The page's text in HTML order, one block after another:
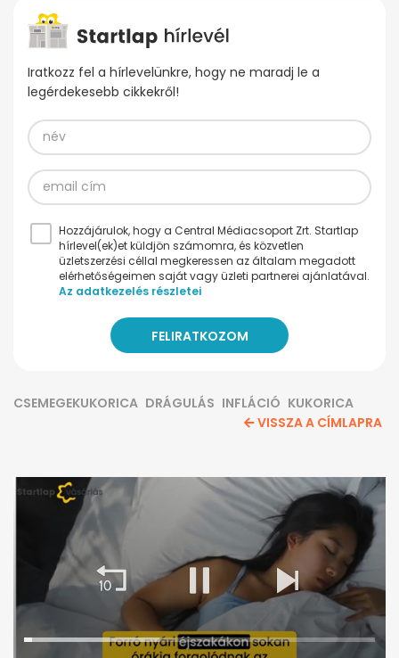
Iratkozz fel a hírlevelünkre, hogy ne maradj le a
legérdekesebb cikkekről!
Hozzájárulok, hogy a Central Médiacsoport Zrt. Startlap
hírlevel(ek)et küldjön számomra, és közvetlen
üzletszerzési céllal megkeressen az általam megadott
elérhetőségeimen saját vagy üzleti partnerei ajánlatával.
Az adatkezelés részletei
CSEMEGEKUKORICA DRÁGULÁS INFLÁCIÓ KUKORICA
VISSZA A CÍMLAPRA